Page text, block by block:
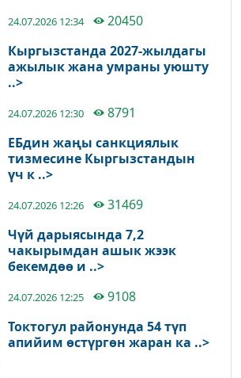
24.07.2026 12:34
20450
Кыргызстанда 2027-жылдагы
ажылык жана умраны уюшту
..>
24.07.2026 12:30
8791
ЕБдин жаңы санкциялык
тизмесине Кыргызстандын
үч к ..>
24.07.2026 12:26
31469
Чүй дарыясында 7,2
чакырымдан ашык жээк
бекемдөө и ..>
24.07.2026 12:25
9108
Токтогул районунда 54 түп
апийим өстүргөн жаран ка ..>